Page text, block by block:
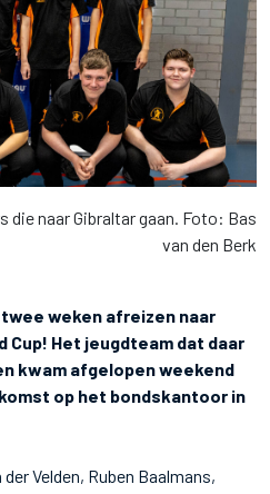
die naar Gibraltar gaan. Foto: Bas
van den Berk
weken afreizen naar
Cup! Het jeugdteam dat daar
kwam afgelopen weekend
op het bondskantoor in
Velden, Ruben Baalmans,